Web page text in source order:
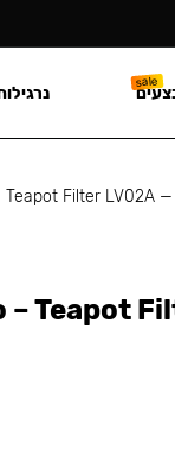
Teapot Filter LV02A
– Teapot